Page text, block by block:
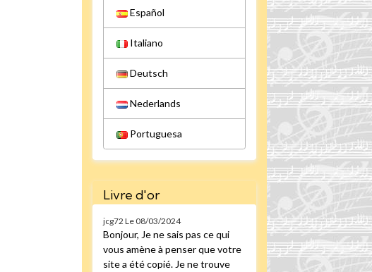
Español
Italiano
Deutsch
Nederlands
Portuguesa
Livre d'or
jcg72 Le 08/03/2024
Bonjour, Je ne sais pas ce qui
vous amène à penser que votre
site a été copié. Je ne trouve